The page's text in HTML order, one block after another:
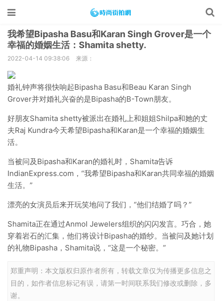
我希望Bipasha Basu和Karan Singh Grover是一个
幸福的婚姻生活：Shamita shetty.
2022-04-14 09:38:06 来源：
婚礼钟声将很快响起Bipasha Basu和Beau Karan Singh
Grover并对婚礼兴奋的是Bipasha的B-Town朋友。
好朋友Shamita shetty被派出在婚礼上和姐姐Shilpa和她的丈
夫Raj Kundra今天希望Bipasha和Karan是一个幸福的婚姻生
活。
当被问及Bipasha和Karan的婚礼时，Shamita告诉
IndianExpress.com，“我希望Bipasha和Karan共同幸福的婚姻
生活。”
漂亮的女演员后来开玩笑地问了我们，“他们结婚了吗？”
Shamita正在通过Anmol Jewelers组织的闪闪发言。巧合，她
穿着岩石的汇集，他们将设计Bipasha的婚纱。当被问及她计划
的礼物Bipasha，Shamita说，“这是一个秘密。”
郑重声明：本文版权归原作者所有，转载文章仅为传播更多信息之
目的，如作者信息标记有误，请第一时间联系我们修改或删除，多
谢。